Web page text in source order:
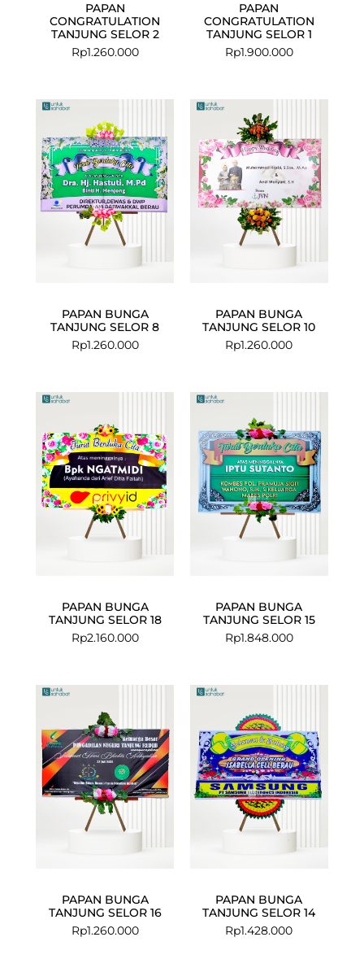
PAPAN
CONGRATULATION
TANJUNG SELOR 2
Rp1.260.000
PAPAN
CONGRATULATION
TANJUNG SELOR 1
Rp1.900.000
PAPAN BUNGA
TANJUNG SELOR 8
Rp1.260.000
PAPAN BUNGA
TANJUNG SELOR 10
Rp1.260.000
PAPAN BUNGA
TANJUNG SELOR 18
Rp2.160.000
PAPAN BUNGA
TANJUNG SELOR 15
Rp1.848.000
PAPAN BUNGA
TANJUNG SELOR 16
Rp1.260.000
PAPAN BUNGA
TANJUNG SELOR 14
Rp1.428.000